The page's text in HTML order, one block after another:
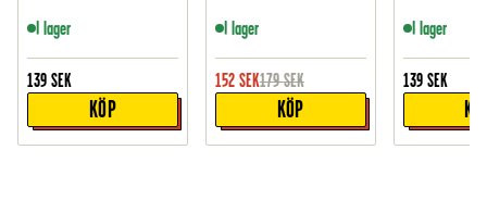
I lager
139 SEK
KÖP
I lager
152 SEK179 SEK
KÖP
I lager
139 SEK